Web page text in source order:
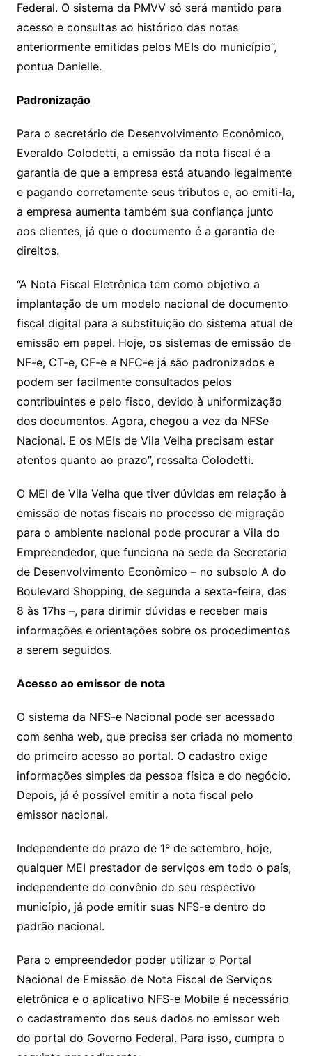
Federal. O sistema da PMVV só será mantido para
acesso e consultas ao histórico das notas
anteriormente emitidas pelos MEIs do município”,
pontua Danielle.
Padronização
Para o secretário de Desenvolvimento Econômico,
Everaldo Colodetti, a emissão da nota fiscal é a
garantia de que a empresa está atuando legalmente
e pagando corretamente seus tributos e, ao emiti-la,
a empresa aumenta também sua confiança junto
aos clientes, já que o documento é a garantia de
direitos.
“A Nota Fiscal Eletrônica tem como objetivo a
implantação de um modelo nacional de documento
fiscal digital para a substituição do sistema atual de
emissão em papel. Hoje, os sistemas de emissão de
NF-e, CT-e, CF-e e NFC-e já são padronizados e
podem ser facilmente consultados pelos
contribuintes e pelo fisco, devido à uniformização
dos documentos. Agora, chegou a vez da NFSe
Nacional. E os MEIs de Vila Velha precisam estar
atentos quanto ao prazo”, ressalta Colodetti.
O MEI de Vila Velha que tiver dúvidas em relação à
emissão de notas fiscais no processo de migração
para o ambiente nacional pode procurar a Vila do
Empreendedor, que funciona na sede da Secretaria
de Desenvolvimento Econômico – no subsolo A do
Boulevard Shopping, de segunda a sexta-feira, das
8 às 17hs –, para dirimir dúvidas e receber mais
informações e orientações sobre os procedimentos
a serem seguidos.
Acesso ao emissor de nota
O sistema da NFS-e Nacional pode ser acessado
com senha web, que precisa ser criada no momento
do primeiro acesso ao portal. O cadastro exige
informações simples da pessoa física e do negócio.
Depois, já é possível emitir a nota fiscal pelo
emissor nacional.
Independente do prazo de 1º de setembro, hoje,
qualquer MEI prestador de serviços em todo o país,
independente do convênio do seu respectivo
município, já pode emitir suas NFS-e dentro do
padrão nacional.
Para o empreendedor poder utilizar o Portal
Nacional de Emissão de Nota Fiscal de Serviços
eletrônica e o aplicativo NFS-e Mobile é necessário
o cadastramento dos seus dados no emissor web
do portal do Governo Federal. Para isso, cumpra o